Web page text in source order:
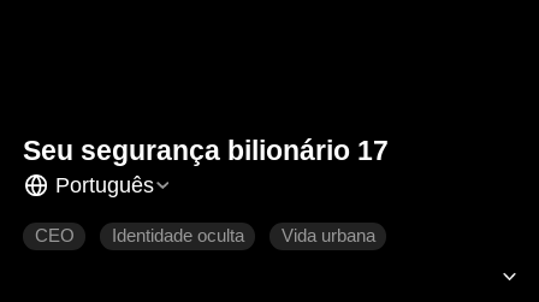
Seu segurança bilionário 17
Português
CEO Identidade oculta Vida urbana